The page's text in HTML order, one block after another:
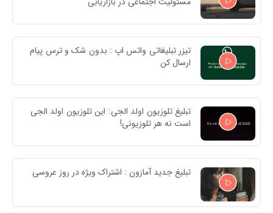
تیزر تبلیغاتی واتس اپ : بدون شک و ترس پیام
ارسال کن
تبلیغ تلوزیون اولد الجی: این تلوزیون اولد الجی
است نه هر تلوزیونی!
تبلیغ جدید آمازون : اشتراک ویژه در روز عروسی